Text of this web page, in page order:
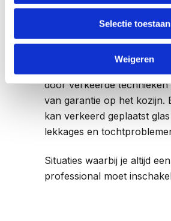
Selectie toestaan
Weigeren
verkeerde uitvoering.
Belangrijke risico’s van
zelfwerkzaamheid zijn letsel
door verkeerde technieken
van garantie op het kozijn.
kan verkeerd geplaatst
lekkages en
Situaties waarbij je altijd een
professional moet